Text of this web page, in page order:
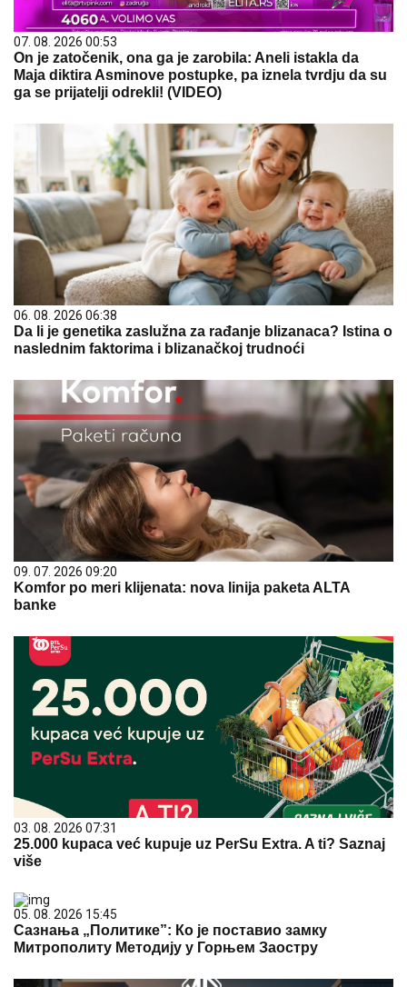
07. 08. 2026 00:53
On je zatočenik, ona ga je zarobila: Aneli istakla da
Maja diktira Asminove postupke, pa iznela tvrdju da su
ga se prijatelji odrekli! (VIDEO)
06. 08. 2026 06:38
Da li je genetika zaslužna za rađanje blizanaca? Istina o
naslednim faktorima i blizanačkoj trudnoći
09. 07. 2026 09:20
Komfor po meri klijenata: nova linija paketa ALTA
banke
03. 08. 2026 07:31
25.000 kupaca već kupuje uz PerSu Extra. A ti? Saznaj
više
05. 08. 2026 15:45
Сазнања „Политике”: Ко је поставио замку
Митрополиту Методију у Горњем Заостру